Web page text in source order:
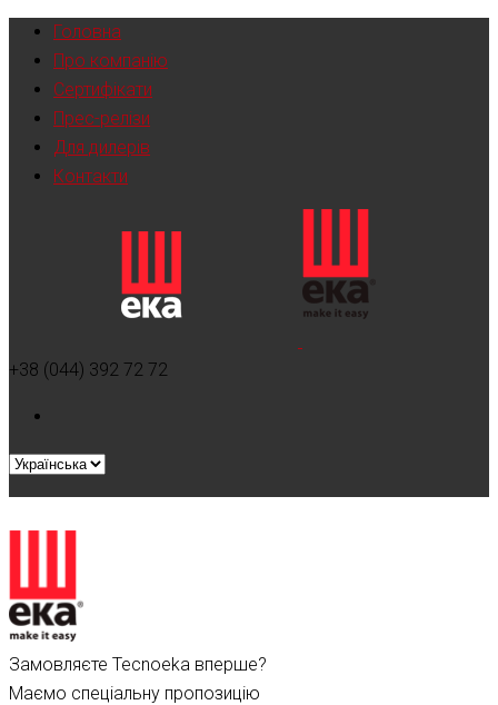
Головна
Про компанію
Сертифікати
Прес-релізи
Для дилерів
Контакти
+38 (044) 392 72 72
Замовляєте Tecnoeka вперше?
Маємо спеціальну пропозицію